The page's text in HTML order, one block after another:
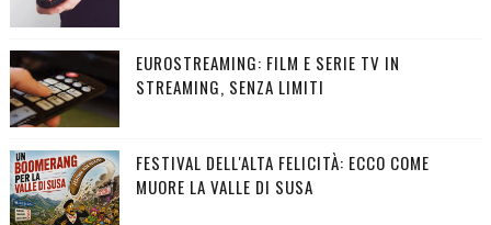
EUROSTREAMING: FILM E SERIE TV IN
STREAMING, SENZA LIMITI
FESTIVAL DELL'ALTA FELICITÀ: ECCO COME
MUORE LA VALLE DI SUSA